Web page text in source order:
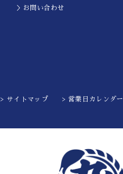
＞お問い合わせ
> サイトマップ > 営業日カレンダー